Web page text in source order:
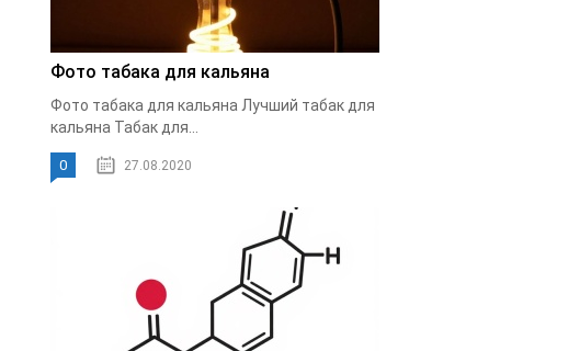
Фото табака для кальяна
Фото табака для кальяна Лучший табак для
кальяна Табак для...
0 27.08.2020